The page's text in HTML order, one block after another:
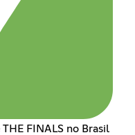
FINALS no Brasil